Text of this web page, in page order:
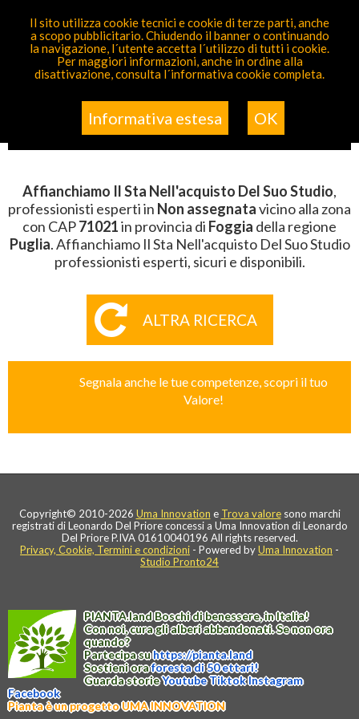
PARTECIPA GRATIS
Sei QuiElenco>Non Assegnata>Affianchiamo Il Sta
Nell'acquisto Del Suo Studio>Puglia>Foggia >CAP
71021
NELL'ACQUISTO DEL SUO STUDIO
DELLA ZONA CON CAP 71021
Affianchiamo Il Sta Nell'acquisto Del Suo Studio,
professionisti esperti in Non assegnatavicino alla zona
con CAP71021in provincia di Foggia della regione
Puglia. Affianchiamo Il Sta Nell'acquisto Del Suo Studio
professionisti esperti, sicuri e disponibili.
ALTRA RICERCA
Segnala anche le tue competenze, scopri il tuo
Valore!
Copyright© 2010-2026 Uma Innovation e Trova valoresono marchi
registrati di Leonardo Del Priore concessi a Uma Innovation di Leonardo
Del Priore P.IVA 01610040196 All rights reserved.
Privacy, Cookie, Termini e condizioni - Powered byUma Innovation -
Studio Pronto24
PIANTA.landBoschi di benessere, in Italia!
Con noi, cura gli alberi abbandonati. Se non ora
quando?
Partecipa suhttps://pianta.land
Sostieni oraforesta di 50 ettari!
Guarda storieYoutubeTiktokInstagram
Facebook
Pianta è un progetto UMA INNOVATION
Il sito utilizza cookie tecnici e cookie di terze parti, anche
a scopo pubblicitario. Chiudendo il banner o continuando
la navigazione, l´utente accetta l´utilizzo di tutti i cookie.
Per maggiori informazioni, anche in ordine alla
disattivazione, consulta l´informativa cookie completa.
Informativa estesa OK